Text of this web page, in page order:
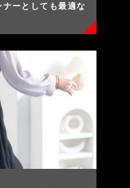
ーとしても最適な